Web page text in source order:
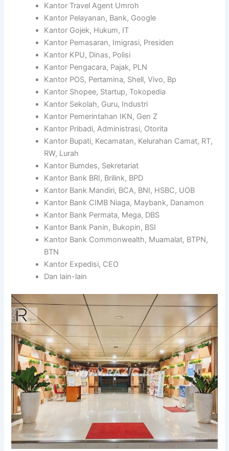
Kantor Travel Agent Umroh
Kantor Pelayanan, Bank, Google
Kantor Gojek, Hukum, IT
Kantor Pemasaran, Imigrasi, Presiden
Kantor KPU, Dinas, Polisi
Kantor Pengacara, Pajak, PLN
Kantor POS, Pertamina, Shell, Vivo, Bp
Kantor Shopee, Startup, Tokopedia
Kantor Sekolah, Guru, Industri
Kantor Pemerintahan IKN, Gen Z
Kantor Pribadi, Administrasi, Otorita
Kantor Bupati, Kecamatan, Kelurahan Camat, RT,
RW, Lurah
Kantor Bumdes, Sekretariat
Kantor Bank BRI, Brilink, BPD
Kantor Bank Mandiri, BCA, BNI, HSBC, UOB
Kantor Bank CIMB Niaga, Maybank, Danamon
Kantor Bank Permata, Mega, DBS
Kantor Bank Panin, Bukopin, BSI
Kantor Bank Commonwealth, Muamalat, BTPN,
BTN
Kantor Expedisi, CEO
Dan lain-lain